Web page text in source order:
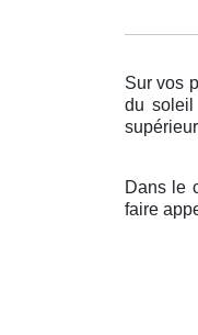
Sur vos
du soleil
Dans le
faire